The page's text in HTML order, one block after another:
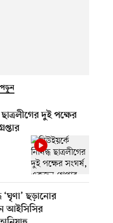
পড়ুন
ছাত্রলীগের দুই পক্ষের
‘ঘৃণা’ ছড়ানোর
আইসিসির